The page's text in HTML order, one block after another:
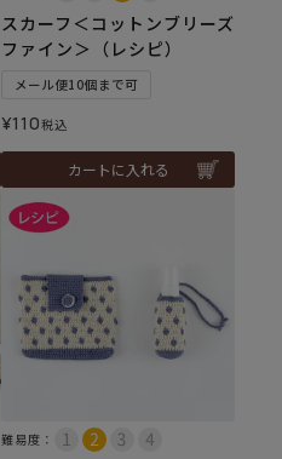
スカーフ＜コットンブリーズ
ファイン＞（レシピ）
メール便10個まで可
¥110税込
カートに入れる
難易度：